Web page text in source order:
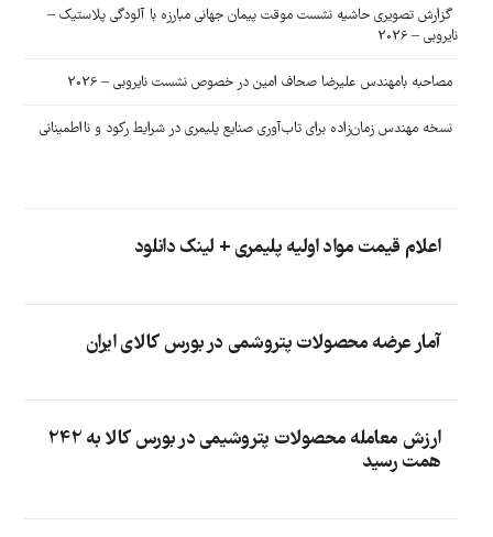
گزارش تصویری حاشیه نشست موقت پیمان جهانی مبارزه با آلودگی پلاستیک –
نایروبی – 2026
مصاحبه بامهندس علیرضا صحاف امین در خصوص نشست نایروبی – 2026
نسخه مهندس زمان‌زاده برای تاب‌آوری صنایع پلیمری در شرایط رکود و نااطمینانی
اعلام قیمت مواد اولیه پلیمری + لینک دانلود
آمار عرضه محصولات پتروشمی در بورس کالای ایران
ارزش معامله محصولات پتروشیمی در بورس کالا به 242
همت رسید